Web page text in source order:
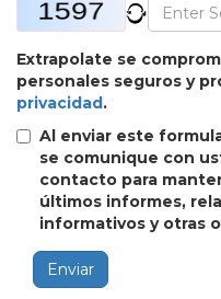
Extrapolate se
personales seguros y
privacidad.
Al enviar este
se comunique con
contacto para
últimos informes,
informativos y otras
Enviar